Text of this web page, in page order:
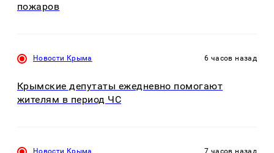
пожаров
Новости Крыма 6 часов назад
Крымские депутаты ежедневно помогают
жителям в период ЧС
Новости Крыма 7 часов назад